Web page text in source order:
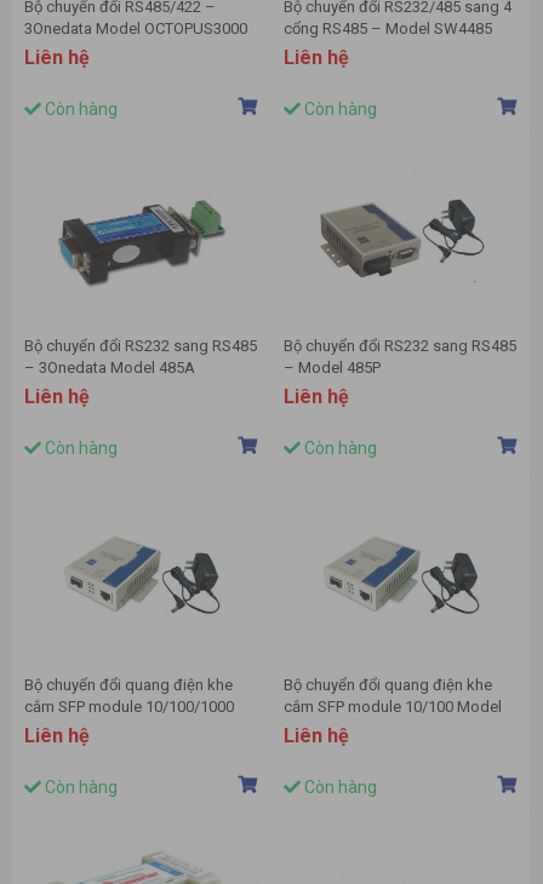
Bộ chuyển đổi RS485/422 –
3Onedata Model OCTOPUS3000
Liên hệ
Còn hàng
Bộ chuyển đổi RS232/485 sang 4
cổng RS485 – Model SW4485
Liên hệ
Còn hàng
Bộ chuyển đổi RS232 sang RS485
– 3Onedata Model 485A
Liên hệ
Còn hàng
Bộ chuyển đổi RS232 sang RS485
– Model 485P
Liên hệ
Còn hàng
Bộ chuyển đổi quang điện khe
cắm SFP module 10/100/1000
Model 3011
Liên hệ
Còn hàng
Bộ chuyển đổi quang điện khe
cắm SFP module 10/100 Model
3010
Liên hệ
Còn hàng